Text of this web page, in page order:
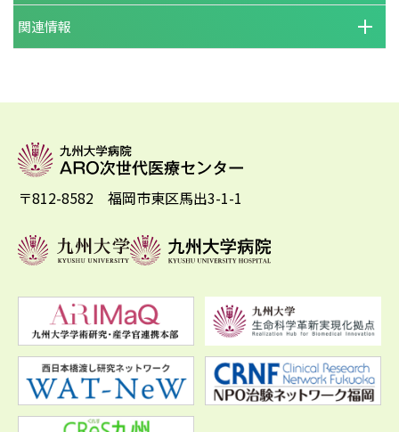
関連情報
〒812-8582 福岡市東区馬出3-1-1